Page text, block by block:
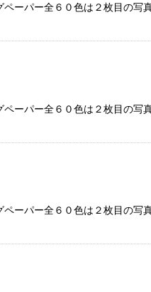
ーパー全６０色は２枚目の写
ーパー全６０色は２枚目の写
ーパー全６０色は２枚目の写